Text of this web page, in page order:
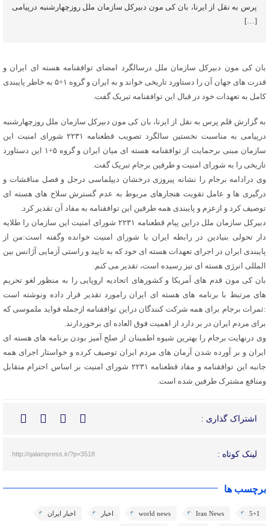
پرس به نقل از ایرنا، بان کی مون دبیرکل سازمان ملل روزچهارشنبه درپیامی
[…]
بان کی مون دبیرکل سازمان ملل درسالگرد امضای توافقنامه هسته ای ایران و
قدرت های جهان آن را دستاورد تاریخی خواند و به ایران و گروه ۱+۵ به خاطر پایبندی
کامل به تعهدات خود در قبال این توافقنامه تبریک گفت.
به گزارش قلم پرس به نقل از ایرنا، بان کی مون دبیرکل سازمان ملل روزچهارشنبه
درپیامی به مناسبت نخستین سالگرد تصویب قطعنامه ۲۲۳۱ شورای امنیت این
سازمان مبنی برحمایت از توافقنامه هسته ای میان ایران و گروه ۵+۱ این دستاورد
تاریخی را به شورای امنیت و طرفین برجام تبریک گفت.
وی درادامه برجام را نشانه پیروزی درخشان دیپلماسی درحل و فصل مناقشات و
درگیری ها و عامل تقویت هنجارهای مربوط به عدم گسترش سلاح های هسته ای
توصیف کرد و ازعزم و پایبندی همه طرفین این توافقنامه به مفاد آن تقدیر کرد.
دبیرکل سازمان ملل دراین پیام قطعنامه ۲۲۳۱ شورای امنیت این سازمان را طلایه
دار تحولی بنیادین در رابطه ایران با شورای امنیت خوانده وگفته است:من از
پایبندی ایران در اجرای تعهدات هسته ای خود که به تایید و راستی آزمایی آژانس بین
المللی انرژی هسته ای نیز رسیده است، تقدیر می کنم.
بان کی مون قدم های آمریکا و کشورهای اتحادیه اروپایی را به منظور لغو تحریم
های مرتبط با برنامه های هسته ای ایران رامورد تقدیر قرار داده ونوشته است
:ثمرات برجام برای همه شرکت کنندگان دراین توافقنامه ازجمله فواید ملموسی که
برای مردم ایران در بر دارد از اهمیت فوق العاده ای برخوردارند.
وی درنهایت برجام را بهترین شیوه اطمینان از صلح آمیز بودن برنامه های هسته ای
ایران و بر آورده شدن آرمان های مردم ایران توصیف کرده و خواستار اجرای همه
جانبه این توافقنامه و مفاد قطعنامه ۲۲۳۱ شورای امنیت بر اساس احترام متقابل
ومنافع مشترک طرفین شده است.
اشتراک گذاری :
لینک کوتاه : http://qalampress.ir/?p=3518
برچسب ها
5+1
Iran News
world news اخبار اخبار ایران